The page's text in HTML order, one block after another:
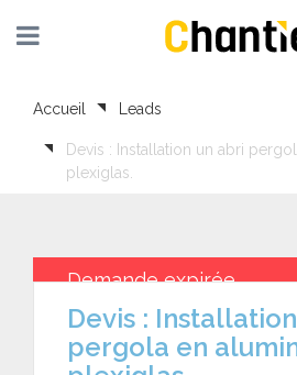
Accueil Leads
Devis : Installation un abri
plexiglas.
Demande expirée
Devis : Installation un abri
pergola en